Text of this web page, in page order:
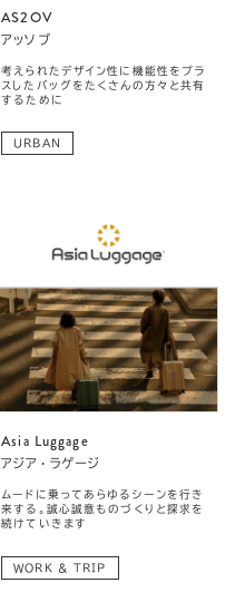
AS2OV
アッソブ
考えられたデザイン性に機能性をプラ
スしたバッグをたくさんの方々と共有
するために
URBAN
Asia Luggage
アジア・ラゲージ
ムードに乗ってあらゆるシーンを行き
来する。誠心誠意ものづくりと探求を
続けていきます
WORK & TRIP